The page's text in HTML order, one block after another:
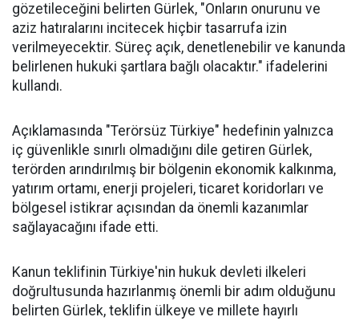
gözetileceğini belirten Gürlek, "Onların onurunu ve
aziz hatıralarını incitecek hiçbir tasarrufa izin
verilmeyecektir. Süreç açık, denetlenebilir ve kanunda
belirlenen hukuki şartlara bağlı olacaktır." ifadelerini
kullandı.
Açıklamasında "Terörsüz Türkiye" hedefinin yalnızca
iç güvenlikle sınırlı olmadığını dile getiren Gürlek,
terörden arındırılmış bir bölgenin ekonomik kalkınma,
yatırım ortamı, enerji projeleri, ticaret koridorları ve
bölgesel istikrar açısından da önemli kazanımlar
sağlayacağını ifade etti.
Kanun teklifinin Türkiye'nin hukuk devleti ilkeleri
doğrultusunda hazırlanmış önemli bir adım olduğunu
belirten Gürlek, teklifin ülkeye ve millete hayırlı